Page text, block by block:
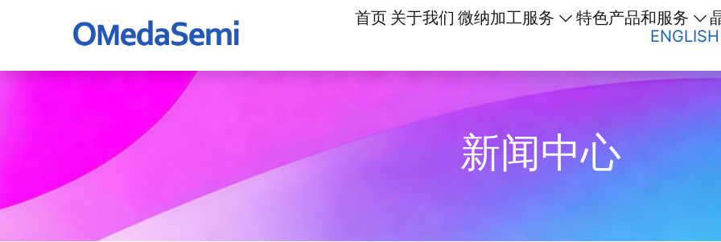
首页 关于我们 微纳加工服务 特色产品和服务
ENGLISH
新闻中心